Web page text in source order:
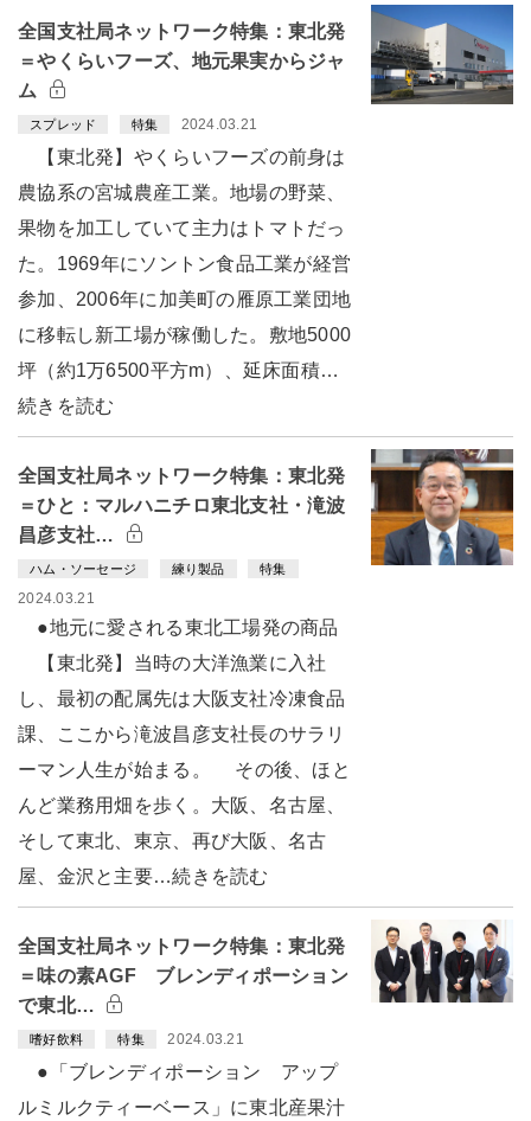
全国支社局ネットワーク特集：東北発
＝やくらいフーズ、地元果実からジャ
ム
スプレッド 特集 2024.03.21
【東北発】やくらいフーズの前身は
農協系の宮城農産工業。地場の野菜、
果物を加工していて主力はトマトだっ
た。1969年にソントン食品工業が経営
参加、2006年に加美町の雁原工業団地
に移転し新工場が稼働した。敷地5000
坪（約1万6500平方m）、延床面積…
続きを読む
全国支社局ネットワーク特集：東北発
＝ひと：マルハニチロ東北支社・滝波
昌彦支社…
ハム・ソーセージ 練り製品 特集
2024.03.21
●地元に愛される東北工場発の商品
【東北発】当時の大洋漁業に入社
し、最初の配属先は大阪支社冷凍食品
課、ここから滝波昌彦支社長のサラリ
ーマン人生が始まる。 その後、ほと
んど業務用畑を歩く。大阪、名古屋、
そして東北、東京、再び大阪、名古
屋、金沢と主要…続きを読む
全国支社局ネットワーク特集：東北発
＝味の素AGF ブレンディポーション
で東北…
嗜好飲料 特集 2024.03.21
●「ブレンディポーション アップ
ルミルクティーベース」に東北産果汁